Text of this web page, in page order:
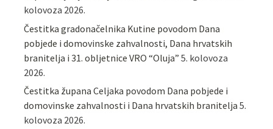
kolovoza 2026.
Čestitka gradonačelnika Kutine povodom Dana
pobjede i domovinske zahvalnosti, Dana hrvatskih
branitelja i 31. obljetnice VRO “Oluja” 5. kolovoza
2026.
Čestitka župana Celjaka povodom Dana pobjede i
domovinske zahvalnosti i Dana hrvatskih branitelja 5.
kolovoza 2026.